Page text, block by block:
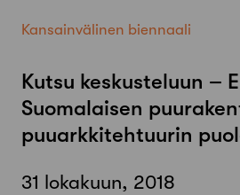
Kansainvälinen biennaali
Kutsu keskusteluun –
Suomalaisen
puuarkkitehtuurin
31 lokakuun, 2018